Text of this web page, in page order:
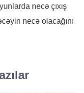
necə çıxış
necə olacağını